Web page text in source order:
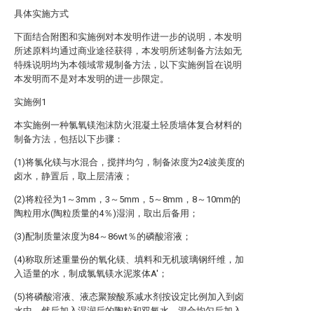
具体实施方式
下面结合附图和实施例对本发明作进一步的说明，本发明
所述原料均通过商业途径获得，本发明所述制备方法如无
特殊说明均为本领域常规制备方法，以下实施例旨在说明
本发明而不是对本发明的进一步限定。
实施例1
本实施例一种氯氧镁泡沫防火混凝土轻质墙体复合材料的
制备方法，包括以下步骤：
(1)将氯化镁与水混合，搅拌均匀，制备浓度为24波美度的
卤水，静置后，取上层清液；
(2)将粒径为1～3mm，3～5mm，5～8mm，8～10mm的
陶粒用水(陶粒质量的4％)湿润，取出后备用；
(3)配制质量浓度为84～86wt％的磷酸溶液；
(4)称取所述重量份的氧化镁、填料和无机玻璃钢纤维，加
入适量的水，制成氯氧镁水泥浆体A′；
(5)将磷酸溶液、液态聚羧酸系减水剂按设定比例加入到卤